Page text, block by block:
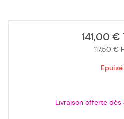
141,00 €
117,50 €
Epuisé
Livraison offerte dès